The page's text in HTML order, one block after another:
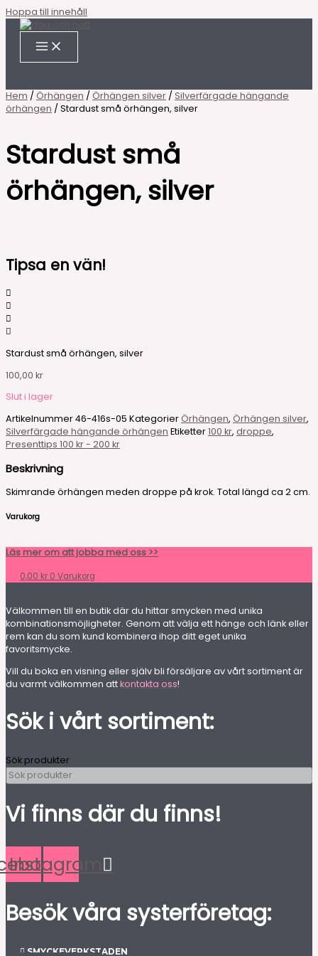
Hoppa till innehåll
Hem / Örhängen / Örhängen silver / Silverfärgade hängande
örhängen / Stardust små örhängen, silver
Stardust små
örhängen, silver
Tipsa en vän!
Stardust små örhängen, silver
100,00 kr
Slut i lager
Artikelnummer46-416s-05 KategorierÖrhängen, Örhängen silver,
Silverfärgade hängande örhängen Etiketter100 kr, droppe,
Presenttips 100 kr - 200 kr
Beskrivning
Skimrande örhängen meden droppe på krok. Total längd ca 2 cm.
Varukorg
Läs mer om att jobba med oss >>
0,00 kr 0 Varukorg
Välkommen till en butik där du hittar smycken med unika
kombinationsmöjligheter. Genom att välja ett hänge och länk eller
rem kan du som kund kombinera ihop ditt eget unika
favoritsmycke.
Vill du boka en visning eller själv bli försäljare av vårt sortiment är
du varmt välkommen attkontakta oss!
Sök i vårt sortiment:
Sök produkter
Vi finns där du finns!
Instagram
Besök våra systerföretag:
SMYCKEVERKSTADEN